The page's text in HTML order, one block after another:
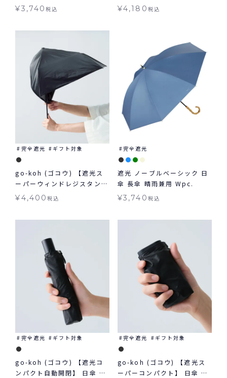
兼用 Wpc.
¥3,740税込
み ギフト対象 晴雨兼用
¥4,180 税込
完全遮光 ギフト対象
go-koh (ゴコウ) 【遮光ス
ーパーウィンドレジスタン
ス】 日傘 折りたたみ 耐風
¥4,400税込
完全遮光
遮光 ノーブルベーシック 日
傘 長傘 晴雨兼用 Wpc.
¥3,740 税込
完全遮光 ギフト対象
go-koh (ゴコウ) 【遮光コ
ンパクト自動開閉】 日傘 折
完全遮光 ギフト対象
go-koh (ゴコウ) 【遮光ス
ーパーコンパクト】 日傘 折